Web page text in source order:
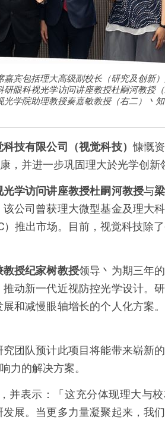
宾包括理大高级副校长（研究及创新
眼科视光学访问讲座教授杜嗣河教授
学院助理教授秦嘉敏教授（右二）丶
科技有限公司（视觉科技）慷慨
并进一步巩固理大於光学创新
学访问讲座教授杜嗣河教授与
公司曾获理大微型基金及理大
）推出市场。目前，视觉科技除
授纪家树教授领导丶为期三年
动新一代近视防控光学设计。
和减慢眼轴增长的个人化方案
团队预计此项目将能带来崭新
力的解决方案。
并表示：「这充分体现理大与
展。当更多力量凝聚起来，我